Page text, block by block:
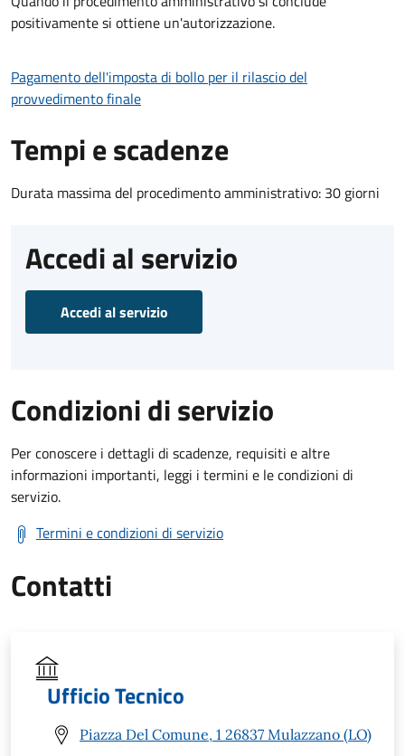
positivamente si ottiene un'autorizzazione.
Pagamento dell'imposta di bollo per il rilascio del
provvedimento finale
Tempi e scadenze
Durata massima del procedimento amministrativo: 30 giorni
Accedi al servizio
Accedi al servizio
Condizioni di servizio
Per conoscere i dettagli di scadenze, requisiti e altre
informazioni importanti, leggi i termini e le condizioni di
servizio.
Termini e condizioni di servizio
Contatti
Ufficio Tecnico
Piazza Del Comune, 1 26837 Mulazzano (LO)